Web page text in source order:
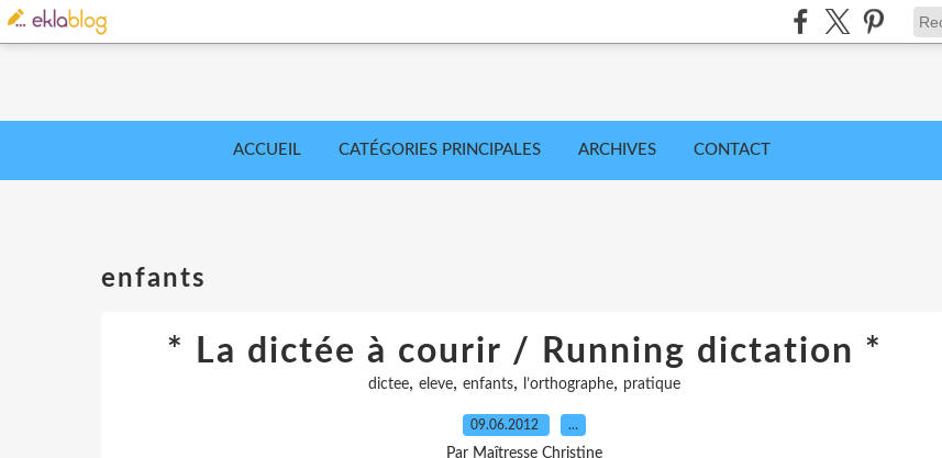
ACCUEIL CATÉGORIES PRINCIPALES ARCHIVES CONTACT
enfants
* La dictée à courir / Running dictation *
dictee, eleve, enfants, l’orthographe, pratique
09.06.2012 …
Par Maîtresse Christine